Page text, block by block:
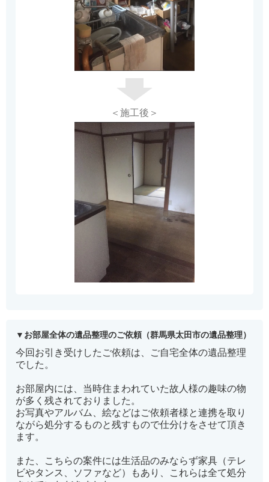
＜施工後＞
お部屋全体の遺品整理のご依頼（群馬県太田市の遺品整理）
今回お引き受けしたご依頼は、ご自宅全体の遺品整理
でした。
お部屋内には、当時住まわれていた故人様の趣味の物
が多く残されておりました。
お写真やアルバム、絵などはご依頼者様と連携を取り
ながら処分するものと残すもので仕分けをさせて頂き
ます。
また、こちらの案件には生活品のみならず家具（テレ
ビやタンス、ソファなど）もあり、これらは全て処分